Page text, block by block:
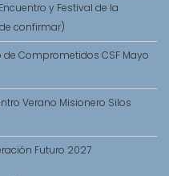
y Festival de la
confirmar)
de Comprometidos CSF Mayo
Verano Misionero Silos
Futuro 2027